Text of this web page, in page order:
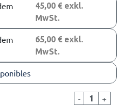
45,00 € exkl.
MwSt.
65,00 € exkl.
MwSt.
- +